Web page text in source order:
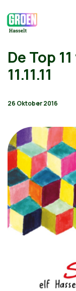
De Top
11.11.11
26 Oktober 2016